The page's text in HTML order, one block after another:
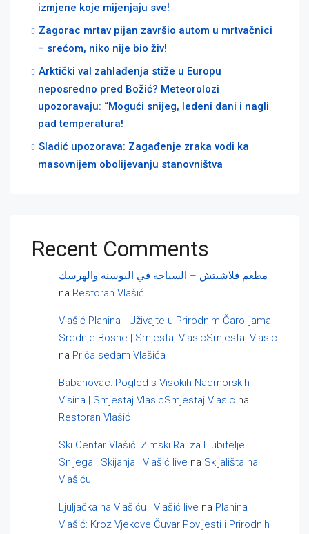
izmjene koje mijenjaju sve!
Zagorac mrtav pijan završio autom u mrtvačnici
– srećom, niko nije bio živ!
Arktički val zahlađenja stiže u Europu
neposredno pred Božić? Meteorolozi
upozoravaju: “Mogući snijeg, ledeni dani i nagli
pad temperatura!
Sladić upozorava: Zagađenje zraka vodi ka
masovnijem obolijevanju stanovništva
Recent Comments
مطعم فلاشيتش – السياحة في البوسنة والهرسك
na Restoran Vlašić
Vlašić Planina - Uživajte u Prirodnim Čarolijama
Srednje Bosne | Smjestaj VlasicSmjestaj Vlasic
na Priča sedam Vlašića
Babanovac: Pogled s Visokih Nadmorskih
Visina | Smjestaj VlasicSmjestaj Vlasic na
Restoran Vlašić
Ski Centar Vlašić: Zimski Raj za Ljubitelje
Snijega i Skijanja | Vlašić live na Skijališta na
Vlašiću
Ljuljačka na Vlašiću | Vlašić live na Planina
Vlašić: Kroz Vjekove Čuvar Povijesti i Prirodnih